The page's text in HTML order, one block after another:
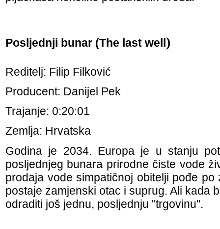
Posljednji bunar (The last well)
Reditelj: Filip Filković
Producent: Danijel Pek
Trajanje: 0:20:01
Zemlja: Hrvatska
Godina je 2034. Europa je u stanju
posljednjeg bunara prirodne čiste vode
prodaja vode simpatičnoj obitelji pođe
postaje zamjenski otac i suprug. Ali kada
odraditi još jednu, posljednju "trgovinu".